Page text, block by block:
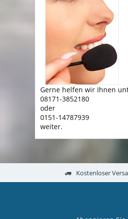
Gerne helfen wir Ihnen
08171-3852180
oder
0151-14787939
weiter.
Kostenloser